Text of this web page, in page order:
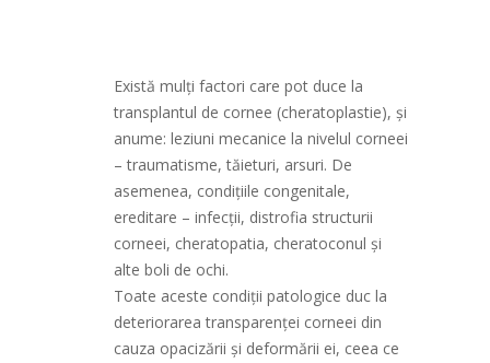
Există mulți factori care pot duce la
transplantul de cornee (cheratoplastie), şi
anume: leziuni mecanice la nivelul corneei
– traumatisme, tăieturi, arsuri. De
asemenea, condițiile congenitale,
ereditare – infecţii, distrofia structurii
corneei, cheratopatia, cheratoconul şi
alte boli de ochi.
Toate aceste condiții patologice duc la
deteriorarea transparenței corneei din
cauza opacizării și deformării ei, ceea ce